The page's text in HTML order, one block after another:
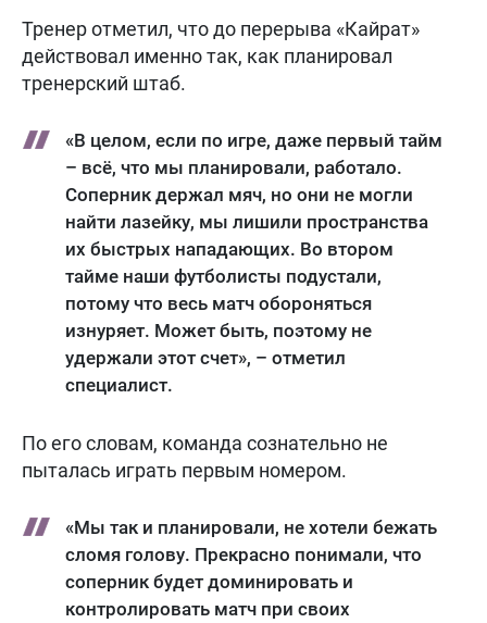
Тренер отметил, что до перерыва «Кайрат»
действовал именно так, как планировал
тренерский штаб.
«В целом, если по игре, даже первый тайм
– всё, что мы планировали, работало.
Соперник держал мяч, но они не могли
найти лазейку, мы лишили пространства
их быстрых нападающих. Во втором
тайме наши футболисты подустали,
потому что весь матч обороняться
изнуряет. Может быть, поэтому не
удержали этот счет», – отметил
специалист.
По его словам, команда сознательно не
пыталась играть первым номером.
«Мы так и планировали, не хотели бежать
сломя голову. Прекрасно понимали, что
соперник будет доминировать и
контролировать матч при своих